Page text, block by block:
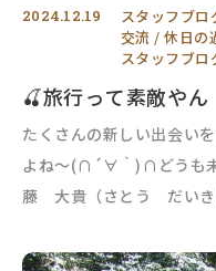
2024.12.19 スタッフブロ
交流
休日の
スタッフブロ
🍒旅行って素敵やん
たくさんの新しい出会い
よね～(∩´∀｀)∩どうも
藤 大貴（さとう だいき